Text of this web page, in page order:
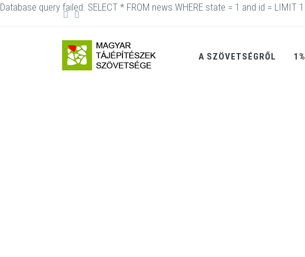
A SZÖVETSÉGRŐL 1%
Database query failed. SELECT * FROM news WHERE state = 1 and id = LIMIT 1